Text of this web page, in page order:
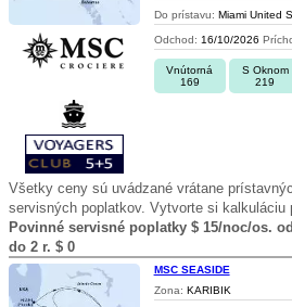
Do prístavu: Miami United
Odchod: 16/10/2026
Vnútorná
169
S Oknom
219
Všetky ceny sú uvádzané vrátane
servisných poplatkov. Vytvorte si kalkuláciu
Povinné servisné poplatky $ 15/noc/os.
do 2 r. $ 0
MSC SEASIDE
Zona: KARIBIK